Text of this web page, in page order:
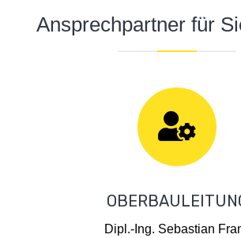
Ansprechpartner für
Dipl.-Ing. Sebastian